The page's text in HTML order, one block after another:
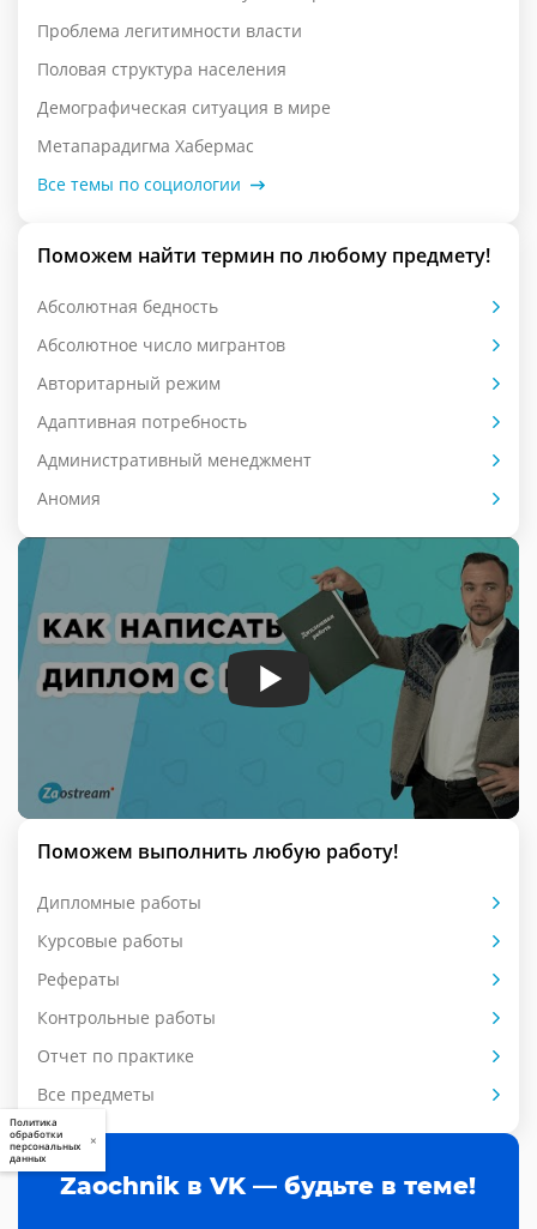
Проблема легитимности власти
Половая структура населения
Демографическая ситуация в мире
Метапарадигма Хабермас
Все темы по социологии
Поможем найти термин по любому предмету!
Абсолютная бедность
Абсолютное число мигрантов
Авторитарный режим
Адаптивная потребность
Административный менеджмент
Аномия
Поможем выполнить любую работу!
Дипломные работы
Курсовые работы
Рефераты
Контрольные работы
Отчет по практике
Все предметы
Zaochnik в VK — будьте в теме!
Политика
обработки
персональных
данных
×